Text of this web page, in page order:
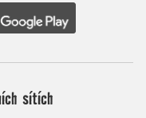
sítích